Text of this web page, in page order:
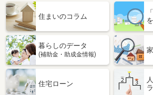
価 格
8.50万円
香川県高松市寺井町
専有面積 100.92m²
間取り
香川県三豊市山本町財田西
住まいのコラム
暮らしのデータ
(補助金・助成金情報)
住宅ローン